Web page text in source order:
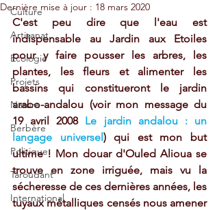
Culture
Artisanat
Ecologie
Projets
Nature
Berbère
Politique
Taroudant
International
Dernière mise à jour : 18 mars 2020
C'est peu dire que l'eau est
indispensable au Jardin aux Etoiles
pour y faire pousser les arbres, les
plantes, les fleurs et alimenter les
bassins qui constitueront le jardin
arabo-andalou (voir mon message du
19 avril 2008 Le jardin andalou : un
langage universel) qui est mon but
ultime ! Mon douar d'Ouled Alioua se
trouve en zone irriguée, mais vu la
sécheresse de ces dernières années, les
tuyaux métalliques censés nous amener